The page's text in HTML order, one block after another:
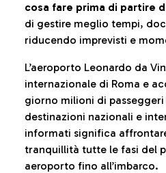
cosa fare prima di partire
di gestire meglio tempi,
riducendo imprevisti e
L’aeroporto Leonardo da
internazionale di Roma e
giorno milioni di
destinazioni nazionali e
informati significa
tranquillità tutte le fasi del
aeroporto fino all’imbarco.